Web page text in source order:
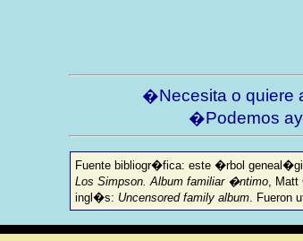
�Necesita o quiere
�Podemos
Fuente bibliogr�fica: este �rbol
Los Simpson. Album familiar �ntimo, Matt
ingl�s: Uncensored family album. Fueron